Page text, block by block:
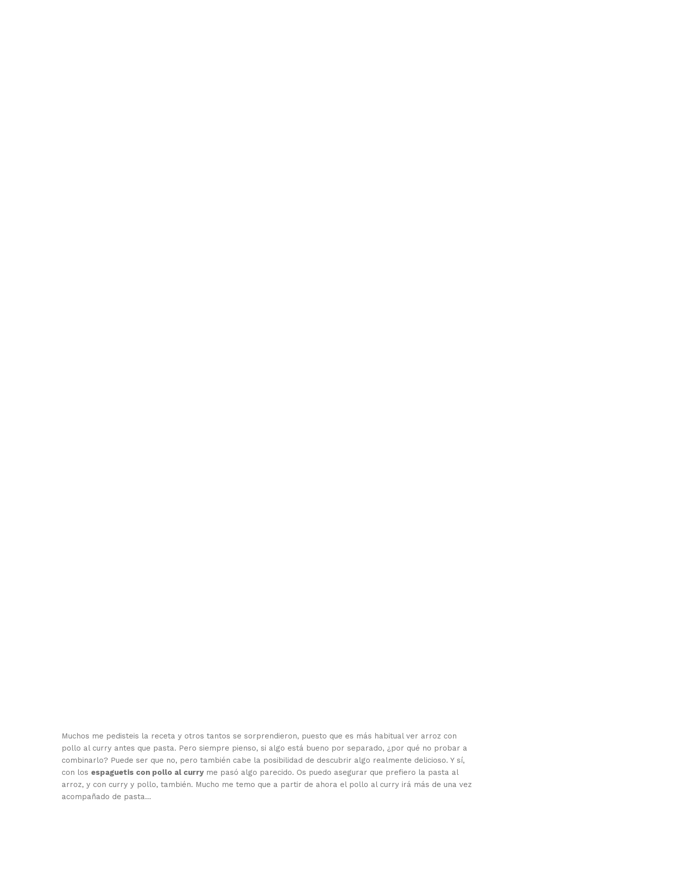
Muchos me pedisteis la receta y otros tantos se sorprendieron, puesto que es más habitual ver arroz con
pollo al curry antes que pasta. Pero siempre pienso, si algo está bueno por separado, ¿por qué no probar a
combinarlo? Puede ser que no, pero también cabe la posibilidad de descubrir algo realmente delicioso. Y sí,
con los espaguetis con pollo al curryme pasó algo parecido. Os puedo asegurar que prefiero la pasta al
arroz, y con curry y pollo, también. Mucho me temo que a partir de ahora el pollo al curry irá más de una vez
acompañado de pasta…